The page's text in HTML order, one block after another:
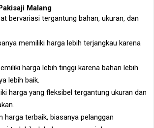
Malang
bervariasi tergantung bahan, ukuran, dan
memiliki harga lebih terjangkau karena
harga lebih tinggi karena bahan lebih
lebih baik.
harga yang fleksibel tergantung ukuran dan
harga terbaik, biasanya pelanggan